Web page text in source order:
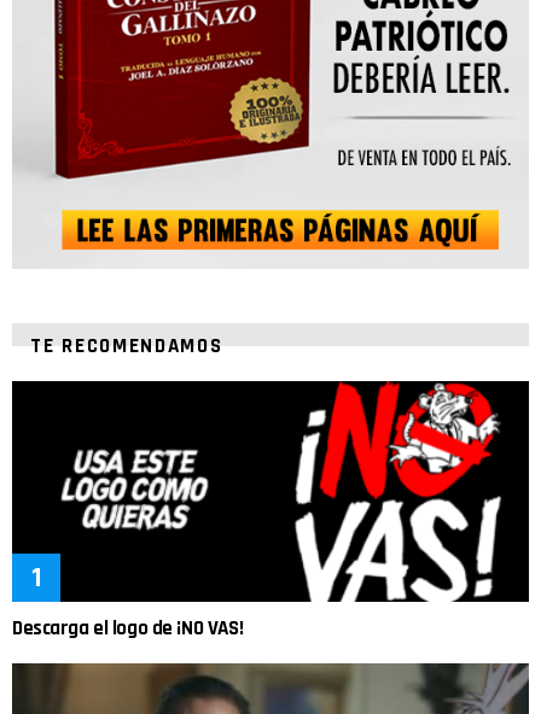
TE RECOMENDAMOS
Descarga el logo de ¡NO VAS!